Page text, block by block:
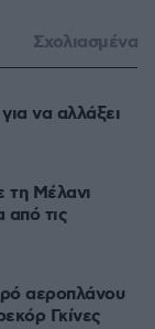
Σχολιασμένα
να αλλάξει
τη Μέλανι
από τις
αεροπλάνου
Γκίνες